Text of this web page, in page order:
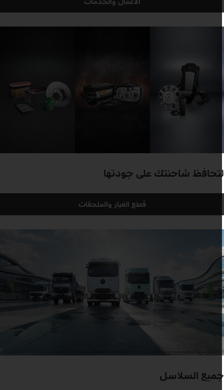
شاحنتك على جودتها
قطع الغيار والملحقات
السلاسل